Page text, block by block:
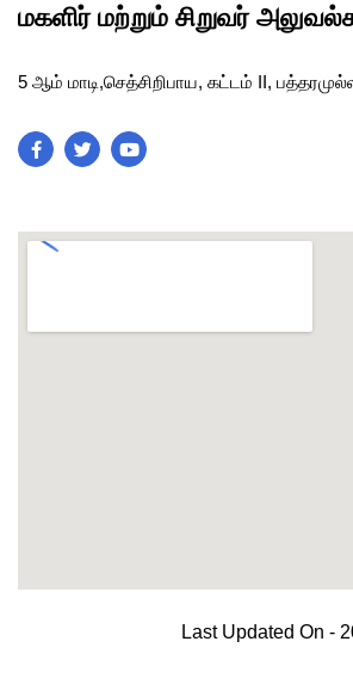
மகளிர் மற்றும் சிறுவர்
5 ஆம் மாடி,செத்சிறிபாய, கட்டம் II,
Last Updated On -